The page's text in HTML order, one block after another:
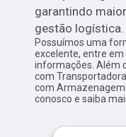
garantindo
gestão logística.
Possuímos uma
excelente, entre
informações. Além
com
com
conosco e saiba